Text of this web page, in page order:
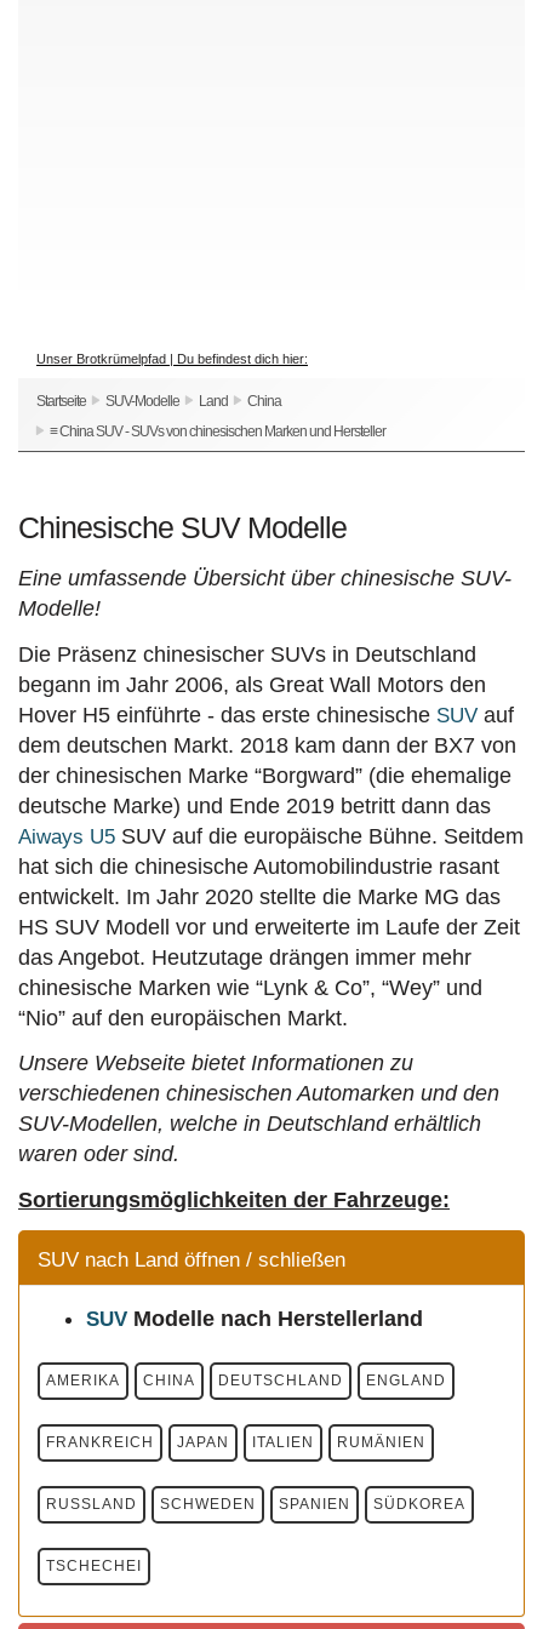
Unser Brotkrümelpfad | Du befindest dich hier:
Startseite SUV-Modelle Land
China
≡ China SUV - SUVs von chinesischen Marken und Hersteller
Chinesische SUV Modelle
Eine umfassende Übersicht über chinesische SUV-
Modelle!
Die Präsenz chinesischer SUVs in Deutschland
begann im Jahr 2006, als Great Wall Motors den
Hover H5 einführte - das erste chinesische SUV auf
dem deutschen Markt. 2018 kam dann der BX7 von
der chinesischen Marke “Borgward” (die ehemalige
deutsche Marke) und Ende 2019 betritt dann das
Aiways U5 SUV auf die europäische Bühne. Seitdem
hat sich die chinesische Automobilindustrie rasant
entwickelt. Im Jahr 2020 stellte die Marke MG das
HS SUV Modell vor und erweiterte im Laufe der Zeit
das Angebot. Heutzutage drängen immer mehr
chinesische Marken wie “Lynk & Co”, “Wey” und
“Nio” auf den europäischen Markt.
Unsere Webseite bietet Informationen zu
verschiedenen chinesischen Automarken und den
SUV-Modellen, welche in Deutschland erhältlich
waren oder sind.
Sortierungsmöglichkeiten der Fahrzeuge:
SUV nach Land öffnen / schließen
SUV Modelle nach Herstellerland
AMERIKA CHINA DEUTSCHLAND ENGLAND
FRANKREICH JAPAN ITALIEN RUMÄNIEN
RUSSLAND SCHWEDEN SPANIEN SÜDKOREA
TSCHECHEI